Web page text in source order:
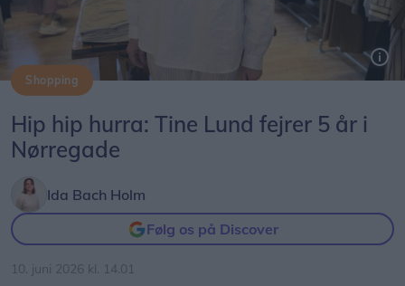
Shopping
Hip hip hurra: Tine Lund fejrer 5 år i
Nørregade
Ida Bach Holm
Følg os på Discover
10. juni 2026 kl. 14.01